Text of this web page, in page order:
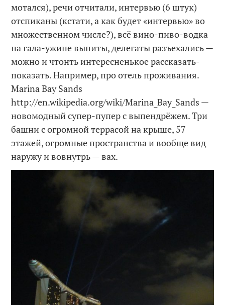
мотался), речи отчитали, интервью (6 штук)
отспиканы (кстати, а как будет «интервью» во
множественном числе?), всё вино-пиво-водка
на гала-ужине выпиты, делегаты разъехались —
можно и чтонть интересненькое рассказать-
показать. Например, про отель проживания.
Marina Bay Sands
http://en.wikipedia.org/wiki/Marina_Bay_Sands —
новомодный супер-пупер с выпендрёжем. Три
башни с огромной террасой на крыше, 57
этажей, огромные пространства и вообще вид
наружу и вовнутрь — вах.